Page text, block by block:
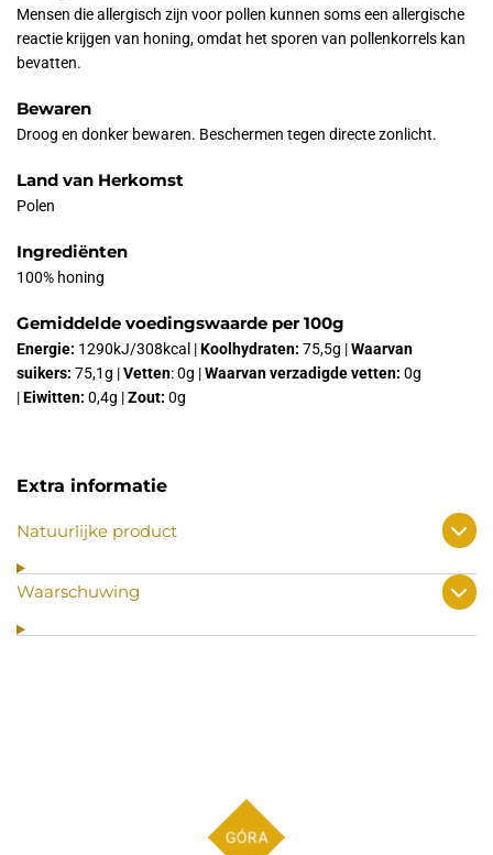
Mensen die allergisch zijn voor pollen kunnen soms een allergische
reactie krijgen van honing, omdat het sporen van pollenkorrels kan
bevatten.
Bewaren
Droog en donker bewaren. Beschermen tegen directe zonlicht.
Land van Herkomst
Polen
Ingrediënten
100% honing
Gemiddelde voedingswaarde per 100g
Energie: 1290kJ/308kcal |Koolhydraten: 75,5g |Waarvan
suikers: 75,1g |Vetten: 0g |Waarvan verzadigde vetten: 0g
|Eiwitten: 0,4g |Zout: 0g
Extra informatie
Natuurlijke product
Waarschuwing
GÓRA